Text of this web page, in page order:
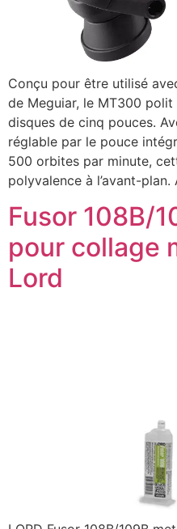
Conçu pour être utilisé
de Meguiar, le MT300
disques de cinq pouces.
réglable par le pouce
500 orbites par minute,
polyvalence à l’avant-
Fusor 108B/
pour collage
Lord